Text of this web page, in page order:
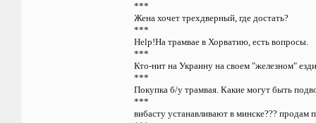
***
Жена хочет трехдверный, где достать?
***
Help!На трамвае в Хорватию, есть вопросы.
***
Кто-нит на Украину на своем "железном"
***
Покупка б/у трамвая. Какие могут быть
***
вибасту устанавливают в минске???